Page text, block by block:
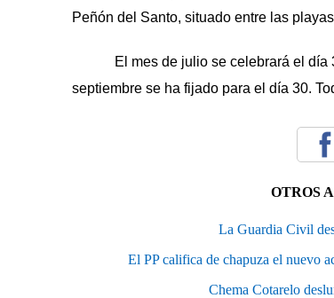
Peñón del Santo, situado entre las
El mes de julio se celebrará el día 3
septiembre se ha fijado para el día 30.
OTROS
La Guardia Civil
El PP califica de chapuza el
Chema Cotarelo